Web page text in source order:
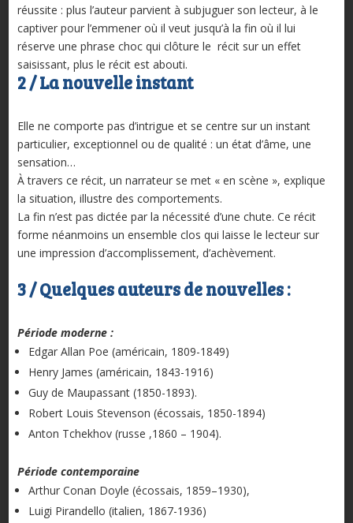
réussite : plus l’auteur parvient à subjuguer son lecteur, à le
captiver pour l’emmener où il veut jusqu’à la fin où il lui
réserve une phrase choc qui clôture le récit sur un effet
saisissant, plus le récit est abouti.
2 / La nouvelle instant
Elle ne comporte pas d’intrigue et se centre sur un instant
particulier, exceptionnel ou de qualité : un état d’âme, une
sensation…
À travers ce récit, un narrateur se met « en scène », explique
la situation, illustre des comportements.
La fin n’est pas dictée par la nécessité d’une chute. Ce récit
forme néanmoins un ensemble clos qui laisse le lecteur sur
une impression d’accomplissement, d’achèvement.
3 / Quelques auteurs de nouvelles :
Période moderne :
Edgar Allan Poe (américain, 1809-1849)
Henry James (américain, 1843-1916)
Guy de Maupassant (1850-1893).
Robert Louis Stevenson (écossais, 1850-1894)
Anton Tchekhov (russe ,1860 – 1904).
Période contemporaine
Arthur Conan Doyle (écossais, 1859–1930),
Luigi Pirandello (italien, 1867-1936)